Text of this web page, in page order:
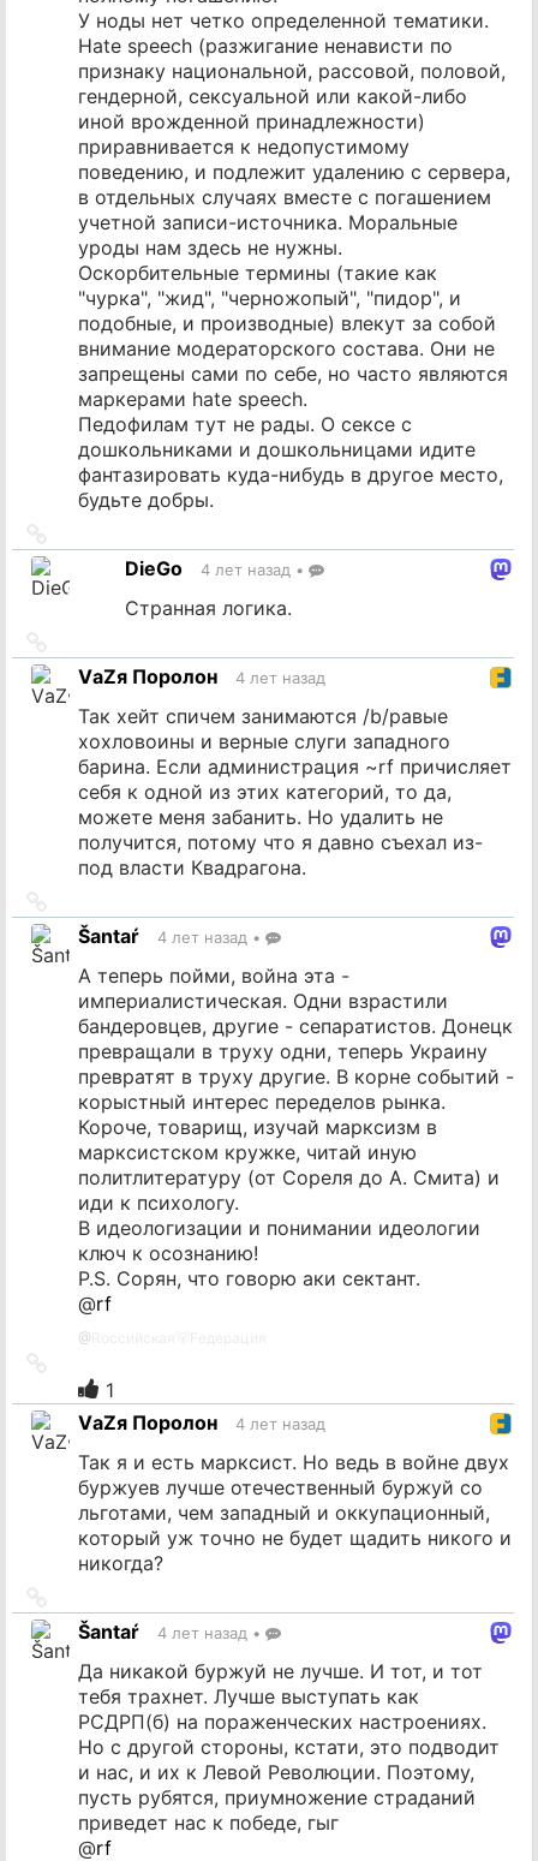
У ноды нет четко определенной тематики.
Hate speech (разжигание ненависти по
признаку национальной, рассовой, половой,
гендерной, сексуальной или какой-либо
иной врожденной принадлежности)
приравнивается к недопустимому
поведению, и подлежит удалению с сервера,
в отдельных случаях вместе с погашением
учетной записи-источника. Моральные
уроды нам здесь не нужны.
Оскорбительные термины (такие как
"чурка", "жид", "черножопый", "пидор", и
подобные, и производные) влекут за собой
внимание модераторского состава. Они не
запрещены сами по себе, но часто являются
маркерами hate speech.
Педофилам тут не рады. О сексе с
дошкольниками и дошкольницами идите
фантазировать куда-нибудь в другое место,
будьте добры.
на
источник DieGo 4 лет назад •
Странная логика.
на
источник
VаZя Поролон 4 лет назад
Так хейт спичем занимаются /b/равые
хохловоины и верные слуги западного
барина. Если администрация ~rf причисляет
себя к одной из этих категорий, то да,
можете меня забанить. Но удалить не
получится, потому что я давно съехал из-
под власти Квадрагона.
на
источник
Šantaŕ 4 лет назад •
А теперь пойми, война эта -
империалистическая. Одни взрастили
бандеровцев, другие - сепаратистов. Донецк
превращали в труху одни, теперь Украину
превратят в труху другие. В корне событий -
корыстный интерес переделов рынка.
Короче, товарищ, изучай марксизм в
марксистском кружке, читай иную
политлитературу (от Сореля до А. Смита) и
иди к психологу.
В идеологизации и понимании идеологии
ключ к осознанию!
P.S. Сорян, что говорю аки сектант.
@rf
@
источник
1
VаZя Поролон
4 лет назад
Так я и есть марксист. Но ведь в войне двух
буржуев лучше отечественный буржуй со
льготами, чем западный и оккупационный,
который уж точно не будет щадить никого и
никогда?
на
источник
Šantaŕ 4 лет назад •
Да никакой буржуй не лучше. И тот, и тот
тебя трахнет. Лучше выступать как
РСДРП(б) на пораженческих настроениях.
Но с другой стороны, кстати, это подводит
и нас, и их к Левой Революции. Поэтому,
пусть рубятся, приумножение страданий
приведет нас к победе, гыг
@rf